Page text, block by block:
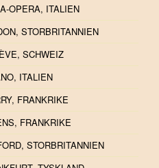
OPERA, ITALIEN
STORBRITANNIEN
SCHWEIZ
ITALIEN
FRANKRIKE
FRANKRIKE
STORBRITANNIEN